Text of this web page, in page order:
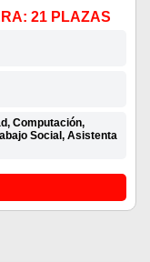
21 PLAZAS
Computación,
Social, Asistenta